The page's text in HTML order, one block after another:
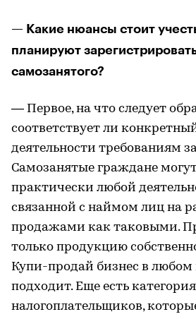
— Какие нюансы стоит
планируют
самозанятого?
— Первое, на что следует
соответствует ли
деятельности требованиям
Самозанятые граждане
практически любой
связанной с наймом лиц на
продажами как таковыми.
только продукцию
Купи-продай бизнес в любом
подходит. Еще есть категория
налогоплательщиков,